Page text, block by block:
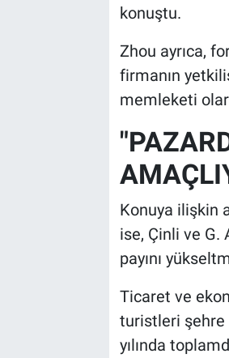
konuştu.
Zhou ayrıca,
firmanın
memleketi
Konuya ilişkin
ise, Çinli ve G.
payını
Ticaret ve
turistleri şehre
yılında